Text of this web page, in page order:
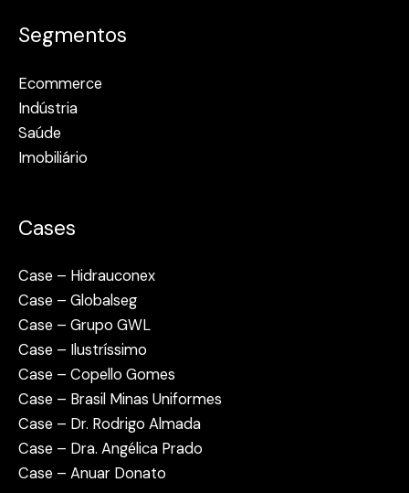
Segmentos
Ecommerce
Indústria
Saúde
Imobiliário
Cases
Case – Hidrauconex
Case – Globalseg
Case – Grupo GWL
Case – Ilustríssimo
Case – Copello Gomes
Case – Brasil Minas Uniformes
Case – Dr. Rodrigo Almada
Case – Dra. Angélica Prado
Case – Anuar Donato